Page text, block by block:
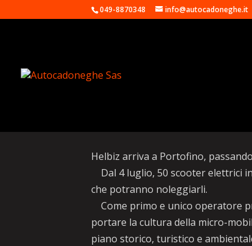
049-8870348 info@autocadoneghe.it
Helbiz arriva a Portofino,
Dal 4 luglio, 50 scooter elettrici
che potranno noleggiarli.
Come primo e unico operatore
portare la cultura della micro-
piano storico, turistico e